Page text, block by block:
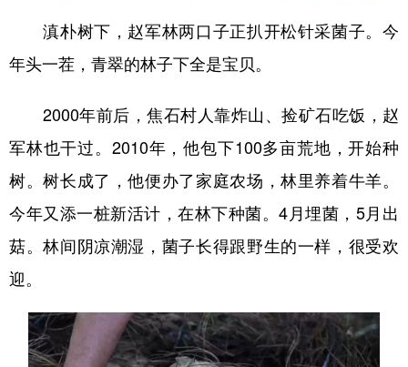
滇朴树下，赵军林两口子正扒开松针采菌子。今
年头一茬，青翠的林子下全是宝贝。
2000年前后，焦石村人靠炸山、捡矿石吃饭，赵
军林也干过。2010年，他包下100多亩荒地，开始种
树。树长成了，他便办了家庭农场，林里养着牛羊。
今年又添一桩新活计，在林下种菌。4月埋菌，5月出
菇。林间阴凉潮湿，菌子长得跟野生的一样，很受欢
迎。